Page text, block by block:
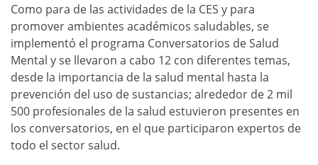
Como para de las actividades de la CES y para
promover ambientes académicos saludables, se
implementó el programa Conversatorios de Salud
Mental y se llevaron a cabo 12 con diferentes temas,
desde la importancia de la salud mental hasta la
prevención del uso de sustancias; alrededor de 2 mil
500 profesionales de la salud estuvieron presentes en
los conversatorios, en el que participaron expertos de
todo el sector salud.